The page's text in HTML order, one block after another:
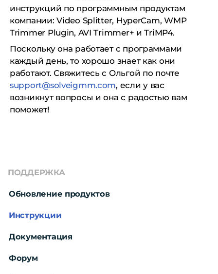
инструкций по программным продуктам
компании: Video Splitter, HyperCam, WMP
Trimmer Plugin, AVI Trimmer+ и TriMP4.
Поскольку она работает с программами
каждый день, то хорошо знает как они
работают. Свяжитесь с Ольгой по почте
support@solveigmm.com, если у вас
возникнут вопросы и она с радостью вам
поможет!
ПОДДЕРЖКА
Обновление продуктов
Инструкции
Документация
Форум